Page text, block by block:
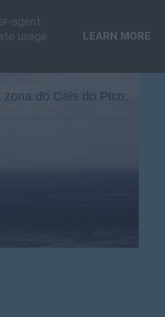
do Cais do Pico,
agent
usage
LEARN MORE